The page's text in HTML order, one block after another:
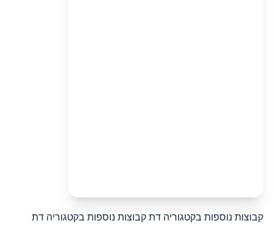
קבוצות נוספות בקטגוריה דתקבוצות נוספות בקטגוריה דת